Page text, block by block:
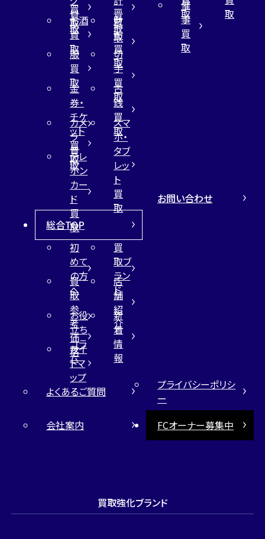
買
取
ー
買
取
買
取
買
取
お酒
買
取
財
布
買
取
服
買
取
切
手
買
取
金
券・
チケ
ット
買
取
古
銭
買
取
カメ
ラ
買
取
スマ
ホ・
タブ
レッ
ト
買
取
テレ
ホン
カー
ド
買
取
取
取
催
事
買
取
総合TOP
初
めて
の方
へ
買
取ブ
ラン
ド
買
取
参
考
価
格
店
舗
紹
介
お役
立ち
コラ
ム
新
着
情
報
サイ
トマ
ップ
お問い合わせ
よくあるご質問
プライバシーポリシ
ー
会社案内
FCオーナー募集中
買取強化ブランド